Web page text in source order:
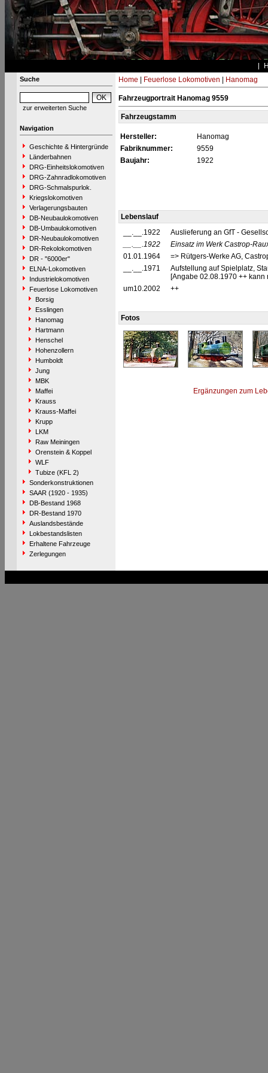
Suche
zur erweiterten Suche
Navigation
Geschichte & Hintergründe
Länderbahnen
DRG-Einheitslokomotiven
DRG-Zahnradlokomotiven
DRG-Schmalspurlok.
Kriegslokomotiven
Verlagerungsbauten
DB-Neubaulokomotiven
DB-Umbaulokomotiven
DR-Neubaulokomotiven
DR-Rekolokomotiven
DR - "6000er"
ELNA-Lokomotiven
Industrielokomotiven
Feuerlose Lokomotiven
Borsig
Esslingen
Hanomag
Hartmann
Henschel
Hohenzollern
Humboldt
Jung
MBK
Maffei
Krauss
Krauss-Maffei
Krupp
LKM
Raw Meiningen
Orenstein & Koppel
WLF
Tubize (KFL 2)
Sonderkonstruktionen
SAAR (1920 - 1935)
DB-Bestand 1968
DR-Bestand 1970
Auslandsbestände
Lokbestandslisten
Erhaltene Fahrzeuge
Zerlegungen
Home Feuerlose Lokomotiven Hanomag
Fahrzeugportrait Hanomag 9559
Fahrzeugstamm
Hersteller:
Hanomag
Fabriknummer:
9559
Baujahr:
1922
Lebenslauf
__.__.1922
Auslieferung an GfT -
__.__.1922
Einsatz im Werk Castrop-
01.01.1964
=> Rütgers-Werke AG,
__.__.1971
Aufstellung auf Spielplatz,
[Angabe 02.08.1970 ++ kann
um10.2002
++
Fotos
Ergänzungen zum